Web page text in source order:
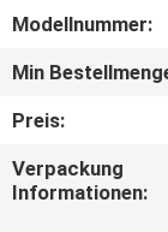
AUSFLUG
TRETEN
SIE
Modellnummer:
Min
Preis:
Verpackung
Informationen: